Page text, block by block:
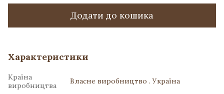
Додати до кошика
Характеристики
Країна
виробництва
Власне виробництво . Україна